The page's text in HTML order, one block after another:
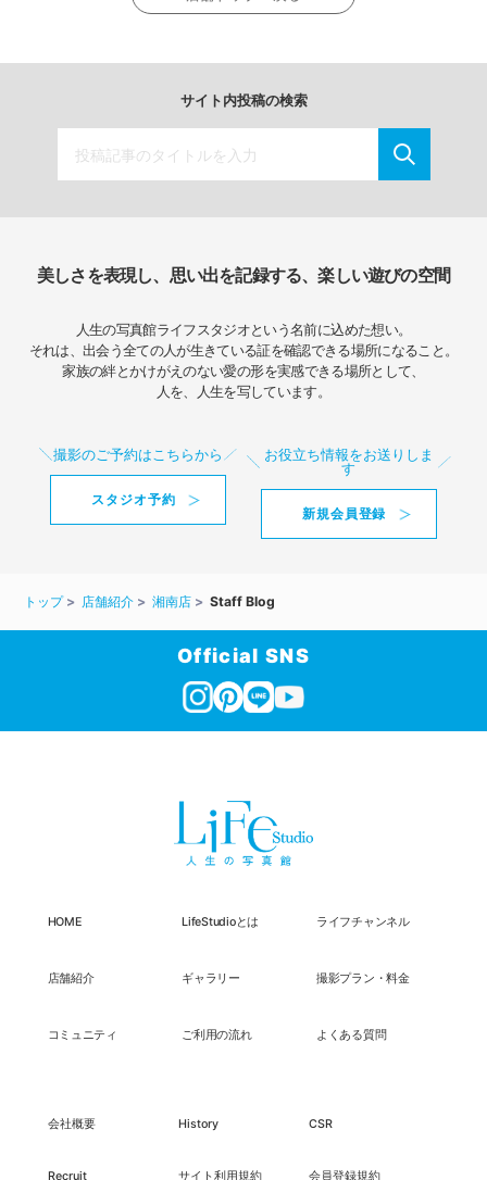
サイト内投稿の検索
美しさを表現し、思い出を記録する、楽しい遊びの空間
人生の写真館ライフスタジオという名前に込めた想い。
それは、出会う全ての人が生きている証を確認できる場所になること。
家族の絆とかけがえのない愛の形を実感できる場所として、
人を、人生を写しています。
撮影のご予約はこちらから
スタジオ予約
お役立ち情報をお送りしま
す
新規会員登録
トップ 店舗紹介 湘南店 Staff Blog
Official SNS
HOME LifeStudioとは ライフチャンネル
店舗紹介 ギャラリー 撮影プラン・料金
コミュニティ ご利用の流れ よくある質問
会社概要 History CSR
Recruit サイト利用規約 会員登録規約